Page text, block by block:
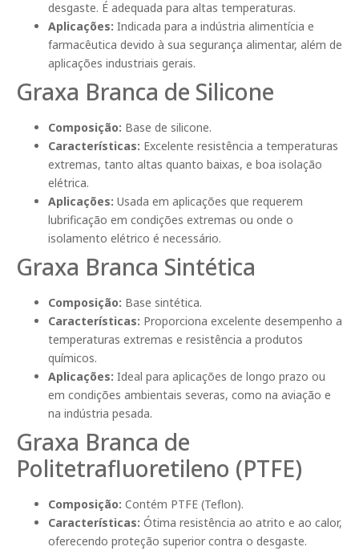
desgaste. É adequada para altas temperaturas.
Aplicações: Indicada para a indústria alimentícia e
farmacêutica devido à sua segurança alimentar, além de
aplicações industriais gerais.
Graxa Branca de Silicone
Composição: Base de silicone.
Características: Excelente resistência a temperaturas
extremas, tanto altas quanto baixas, e boa isolação
elétrica.
Aplicações: Usada em aplicações que requerem
lubrificação em condições extremas ou onde o
isolamento elétrico é necessário.
Graxa Branca Sintética
Composição: Base sintética.
Características: Proporciona excelente desempenho a
temperaturas extremas e resistência a produtos
químicos.
Aplicações: Ideal para aplicações de longo prazo ou
em condições ambientais severas, como na aviação e
na indústria pesada.
Graxa Branca de
Politetrafluoretileno (PTFE)
Composição: Contém PTFE (Teflon).
Características: Ótima resistência ao atrito e ao calor,
oferecendo proteção superior contra o desgaste.